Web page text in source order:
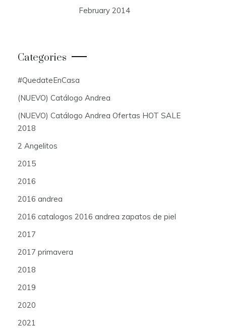
February 2014
Categories
#QuedateEnCasa
(NUEVO) Catálogo Andrea
(NUEVO) Catálogo Andrea Ofertas HOT SALE
2018
2 Angelitos
2015
2016
2016 andrea
2016 catalogos 2016 andrea zapatos de piel
2017
2017 primavera
2018
2019
2020
2021